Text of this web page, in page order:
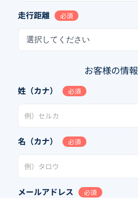
走行距離 必須
選択してください
お客様の情報
姓（カナ） 必須
名（カナ） 必須
メールアドレス 必須